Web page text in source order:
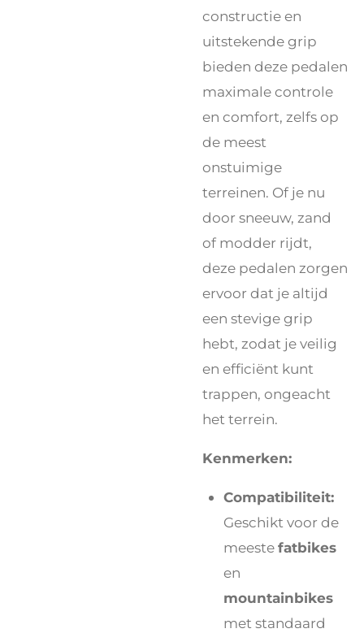
constructie en
uitstekende grip
bieden deze pedalen
maximale controle
en comfort, zelfs op
de meest
onstuimige
terreinen. Of je nu
door sneeuw, zand
of modder rijdt,
deze pedalen zorgen
ervoor dat je altijd
een stevige grip
hebt, zodat je veilig
en efficiënt kunt
trappen, ongeacht
het terrein.
Kenmerken:
Compatibiliteit:
Geschikt voor de
meestefatbikes
en
mountainbikes
met standaard